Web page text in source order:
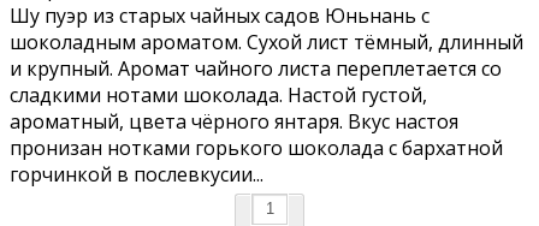
Шу пуэр из старых чайных садов Юньнань с
шоколадным ароматом. Сухой лист тёмный, длинный
и крупный. Аромат чайного листа переплетается со
сладкими нотами шоколада. Настой густой,
ароматный, цвета чёрного янтаря. Вкус настоя
пронизан нотками горького шоколада с бархатной
горчинкой в послевкусии...